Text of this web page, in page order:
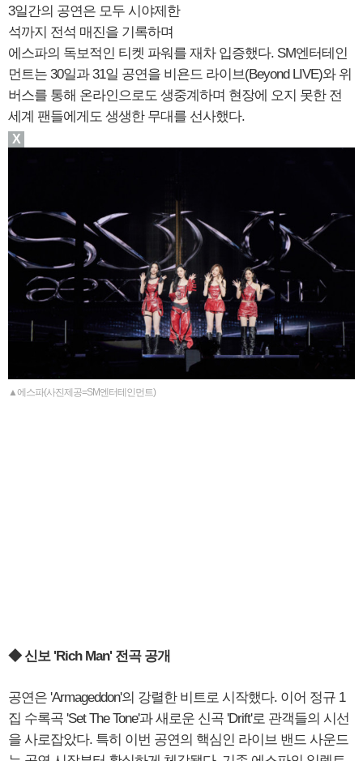
3일간의 공연은 모두 시야제한
석까지 전석 매진을 기록하며
에스파의 독보적인 티켓 파워를 재차 입증했다. SM엔터테인
먼트는 30일과 31일 공연을 비욘드 라이브(Beyond LIVE)와 위
버스를 통해 온라인으로도 생중계하며 현장에 오지 못한 전
세계 팬들에게도 생생한 무대를 선사했다.
▲에스파(사진제공=SM엔터테인먼트)
◆ 신보 'Rich Man' 전곡 공개
공연은 'Armageddon'의 강렬한 비트로 시작했다. 이어 정규 1
집 수록곡 'Set The Tone'과 새로운 신곡 'Drift'로 관객들의 시선
을 사로잡았다. 특히 이번 공연의 핵심인 라이브 밴드 사운드
X